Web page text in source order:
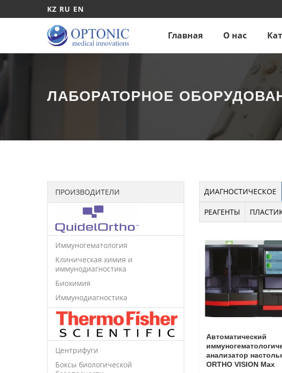
KZ RU EN
Главная О нас
ЛАБОРАТОРНОЕ
ПРОИЗВОДИТЕЛИ
Иммуногематология
Клиническая химия и
иммунодиагностика
Биохимия
Иммунодиагностика
Центрифуги
Боксы биологической
ДИАГНОСТИЧЕСКОЕ
РЕАГЕНТЫ
Автоматический
анализатор
ORTHO VISION Max